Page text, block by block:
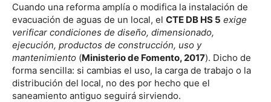
Cuando una reforma amplía o modifica la instalación de
evacuación de aguas de un local, el CTE DB HS 5 exige
verificar condiciones de diseño, dimensionado,
ejecución, productos de construcción, uso y
mantenimiento (Ministerio de Fomento, 2017). Dicho de
forma sencilla: si cambias el uso, la carga de trabajo o la
distribución del local, no des por hecho que el
saneamiento antiguo seguirá sirviendo.